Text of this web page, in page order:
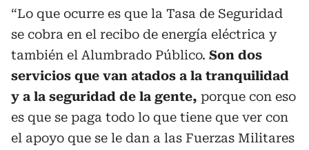
“Lo que ocurre es que la Tasa de Seguridad
se cobra en el recibo de energía eléctrica y
también el Alumbrado Público. Son dos
servicios que van atados a la tranquilidad
y a la seguridad de la gente, porque con eso
es que se paga todo lo que tiene que ver con
el apoyo que se le dan a las Fuerzas Militares